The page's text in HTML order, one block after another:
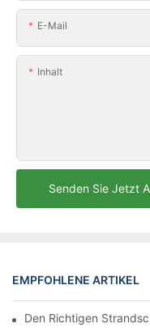
E-Mail
Inhalt
Senden Sie Jetzt
EMPFOHLENE ARTIKEL
Den Richtigen